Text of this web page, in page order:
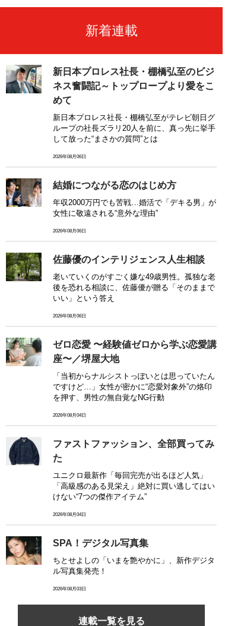
新着連載
新日本プロレス社長・棚橋弘至のビジ
ネス奮闘記～トップロープより愛をこ
めて
新日本プロレス社長・棚橋弘至がテレビ朝日グ
ループの社長ズラリ20人を前に、真っ先に挙手
して放った“まさかの質問”とは
2026年08月06日
結婚につながる恋のはじめ方
年収2000万円でも苦戦…婚活で「デキる男」が
女性に敬遠される“意外な理由”
2026年08月06日
佐藤優のインテリジェンス人生相談
老いていくのがすごく嫌な49歳男性。孤独な老
後を恐れる相談に、佐藤優が贈る「そのままで
いい」という答え
2026年08月06日
ゼロ恋愛 〜経験値ゼロから学ぶ恋愛講
座〜／堺屋大地
「当初からナルシストっぽいとは思っていたん
ですけど…」女性が密かに“恋愛対象外”の烙印
を押す、男性の無自覚なNG行動
2026年08月04日
ファストファッション、全部買ってみ
た
ユニクロ最新作「毎回完売が出るほど人気」
「高級感のある見栄え」絶対に買い逃してはい
けない“7つの傑作アイテム”
2026年08月04日
SPA！デジタル写真集
ちとせよしの「いまを艶やかに」、新作デジタ
ル写真集発売！
2026年08月03日
連載一覧を見る